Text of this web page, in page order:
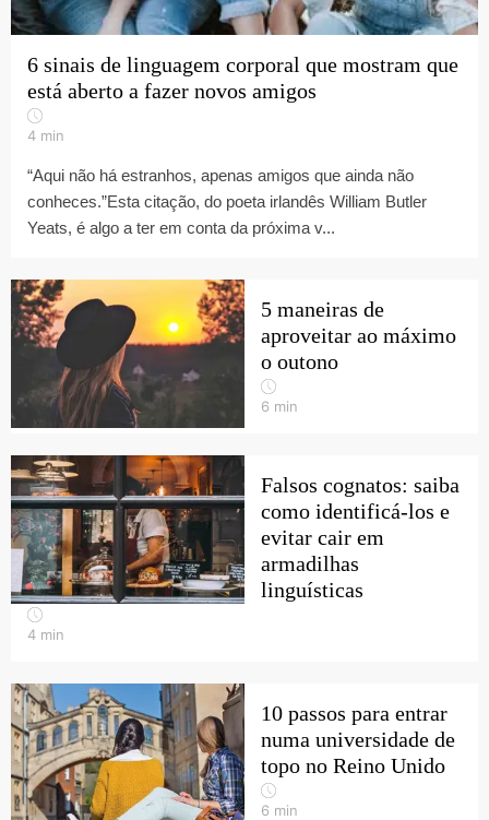
6 sinais de linguagem corporal que mostram que
está aberto a fazer novos amigos
4 min
“Aqui não há estranhos, apenas amigos que ainda não
conheces.”Esta citação, do poeta irlandês William Butler
Yeats, é algo a ter em conta da próxima v...
5 maneiras de
aproveitar ao máximo
o outono
6 min
Falsos cognatos: saiba
como identificá-los e
evitar cair em
armadilhas
linguísticas
4 min
10 passos para entrar
numa universidade de
topo no Reino Unido
6 min